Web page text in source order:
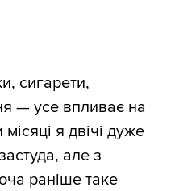
сигарети,
— усе впливає на
я двічі дуже
але з
раніше таке